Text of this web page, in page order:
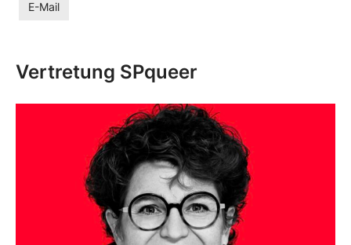
E-Mail
Vertretung SPqueer